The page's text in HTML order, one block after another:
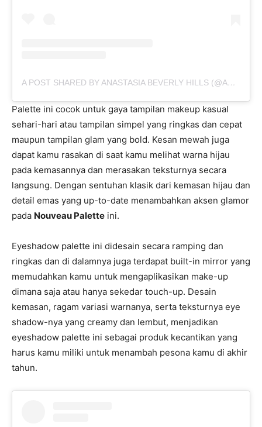
A POST SHARED BY ANASTASIA BEVERLY HILLS (@ANASTASIABEVERLYHILLS)
Palette ini cocok untuk gaya tampilan makeup kasual
sehari-hari atau tampilan simpel yang ringkas dan cepat
maupun tampilan glam yang bold. Kesan mewah juga
dapat kamu rasakan di saat kamu melihat warna hijau
pada kemasannya dan merasakan teksturnya secara
langsung. Dengan sentuhan klasik dari kemasan hijau dan
detail emas yang up-to-date menambahkan aksen glamor
pada Nouveau Palette ini.
Eyeshadow palette ini didesain secara ramping dan
ringkas dan di dalamnya juga terdapat built-in mirror yang
memudahkan kamu untuk mengaplikasikan make-up
dimana saja atau hanya sekedar touch-up. Desain
kemasan, ragam variasi warnanya, serta teksturnya eye
shadow-nya yang creamy dan lembut, menjadikan
eyeshadow palette ini sebagai produk kecantikan yang
harus kamu miliki untuk menambah pesona kamu di akhir
tahun.